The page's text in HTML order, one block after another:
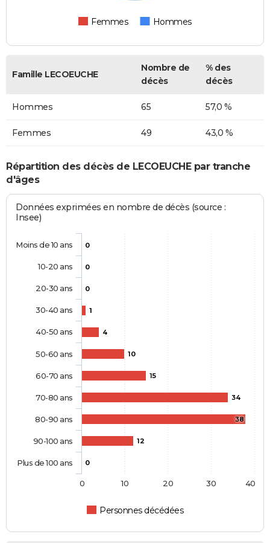
Femmes Hommes
Famille LECOEUCHE
Nombre de
décès
% des
décès
Hommes 65 57,0 %
Femmes 49 43,0 %
Répartition des décès de LECOEUCHE par tranche
d'âges
Données exprimées en nombre de décès (source :
Insee)
0
0
0
1
4
10
15
34
38
12
0
Personnes décédées
Moins de 10 ans
10-20 ans
20-30 ans
30-40 ans
40-50 ans
50-60 ans
60-70 ans
70-80 ans
80-90 ans
90-100 ans
Plus de 100 ans
0 10 20 30 40